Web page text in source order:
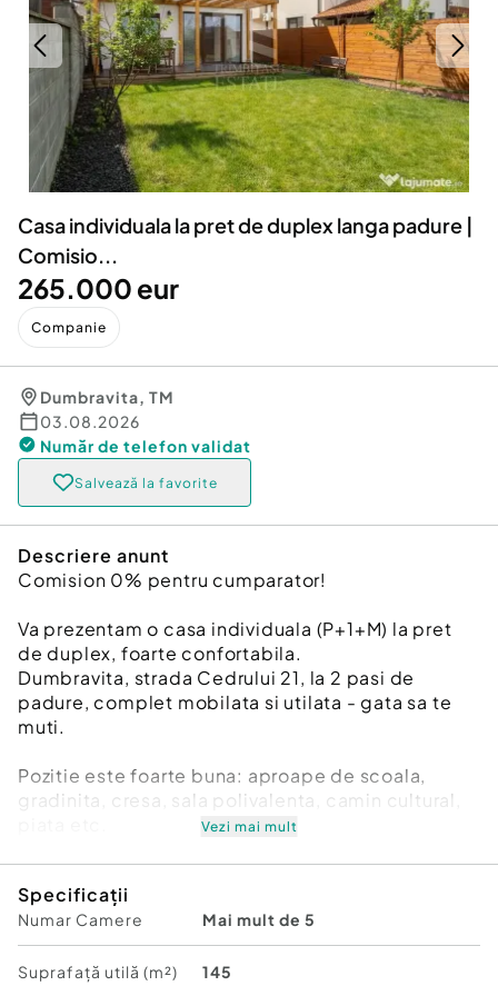
Servicii
Animale de companie
Afaceri și echipamente profesionale
Inchiriere Bunuri si Vehicule
Utilaje agricole si industriale
Piese auto si accesorii
Dacia Duster
Casa individuala la pret de duplex langa padure |
Comisio...
265.000 eur
Companie
Dumbravita, TM
03.08.2026
Număr de telefon validat
Salvează la favorite
Descriere anunt
Comision 0% pentru cumparator!
Va prezentam o casa individuala (P+1+M) la pret
de duplex, foarte confortabila.
Dumbravita, strada Cedrului 21, la 2 pasi de
padure, complet mobilata si utilata - gata sa te
muti.
Pozitie este foarte buna: aproape de scoala,
gradinita, cresa, sala polivalenta, camin cultural,
caramida si izolatie cu polistiren de 10 m.
- Placa de beton turnata intre parter si etajul 1 dar
si intre etajul 1 si mansarda.
- Tamplarie Rehau tripan.
Vezi mai mult
Specificații
Numar Camere Mai mult de 5
Suprafață utilă (m²) 145